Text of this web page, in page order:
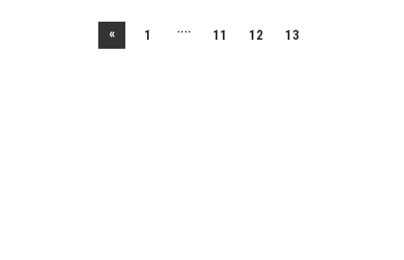
« 1 .... 11 12 13